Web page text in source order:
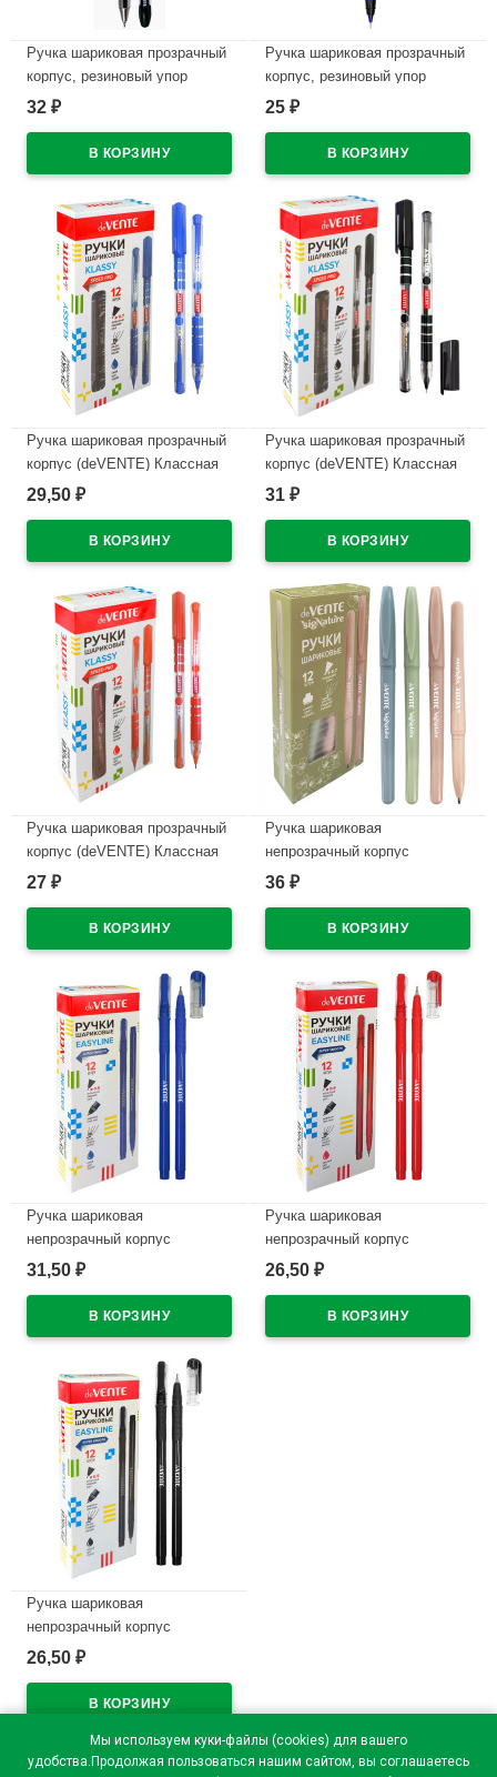
Мы используем куки-файлы (cookies) для вашего
удобства.Продолжая пользоваться нашим сайтом, вы соглашаетесь
Ручка шариковая прозрачный
корпус, резиновый упор
(deVENTE) Офисный
черный, 0,7мм,игла, масло
арт.5073340 (Ст.)
В наличии
32 ₽
Ручка шариковая прозрачный
корпус, резиновый упор
(deVENTE) Triolino Blacky
0,7мм, игла, масло
арт.5073343 (Ст.)
В наличии
25 ₽
Ручка шариковая прозрачный
корпус (deVENTE) Классная
(Klassy) синий, 0,7мм, игла,
29,50 ₽
Ручка шариковая прозрачный
корпус (deVENTE) Классная
(Klassy) черный, 0,7мм, игла,
31 ₽
Ручка шариковая прозрачный
корпус (deVENTE) Классная
(Klassy) красный, 0,7мм, игла,
27 ₽
Ручка шариковая
непрозрачный корпус
(deVENTE) СигНАТУР
масло арт.5073545 (Ст.)
36 ₽
Ручка шариковая
непрозрачный корпус
(deVENTE) Простые линии
синий корпус арт.5073626
31,50 ₽
Ручка шариковая
непрозрачный корпус
(deVENTE) Простые линии
игла красный корпус
арт.5073628
26,50 ₽
Ручка шариковая
непрозрачный корпус
(deVENTE) Простые линии
игла черный корпус
В наличии
26,50 ₽